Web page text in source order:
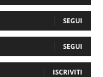
SEGUI
SEGUI
ISCRIVITI